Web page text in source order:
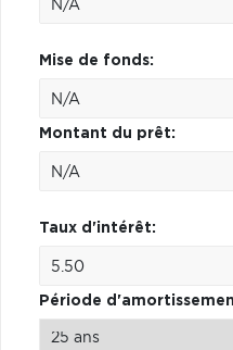
Mise de fonds:
Montant du prêt:
Taux d'intérêt:
Période